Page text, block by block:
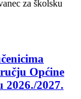
Općine
2026./2027.